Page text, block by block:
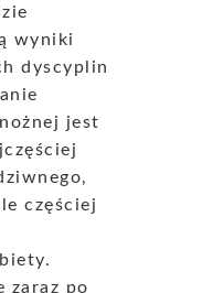
wyniki
dyscyplin
jest
częściej
zaraz po